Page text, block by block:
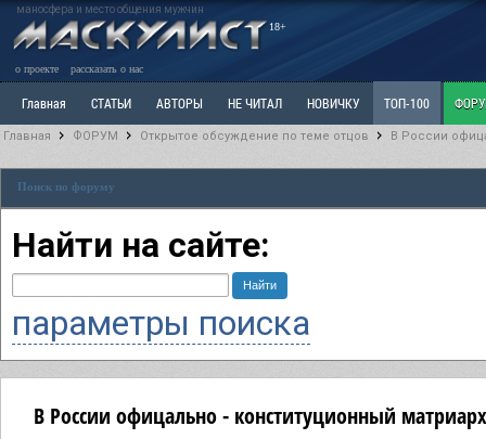
маносфера и место общения мужчин
18+
о проекте рассказать о нас
Главная СТАТЬИ АВТОРЫ НЕ ЧИТАЛ НОВИЧКУ ТОП-100
Ветка: Расстаюсь или Развожусь. САНЧАС Ветка: Наболевшее. Выскажись!
РАЗДЕЛ: Разное
Главная ФОРУМ Открытое обсуждение по теме отцов В России
Поиск по форуму
Найти на сайте:
параметры поиска
В России офицально - конституционный